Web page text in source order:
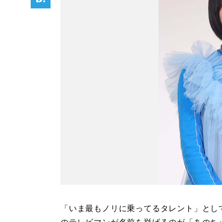
「いま最もノリに乗ってるタレント」とし